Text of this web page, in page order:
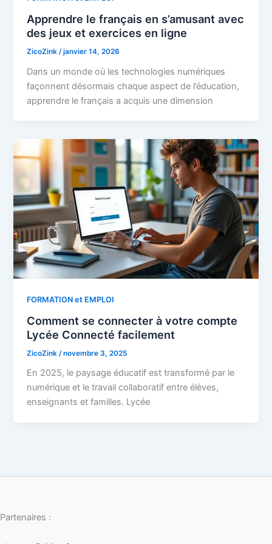
Apprendre le français en s’amusant avec
des jeux et exercices en ligne
ZicoZink /janvier 14, 2026
Dans un monde où les technologies numériques
façonnent désormais chaque aspect de l’éducation,
apprendre le français a acquis une dimension
FORMATION et EMPLOI
Comment se connecter à votre compte
Lycée Connecté facilement
ZicoZink /novembre 3, 2025
En 2025, le paysage éducatif est transformé par le
numérique et le travail collaboratif entre élèves,
enseignants et familles. Lycée
Partenaires :